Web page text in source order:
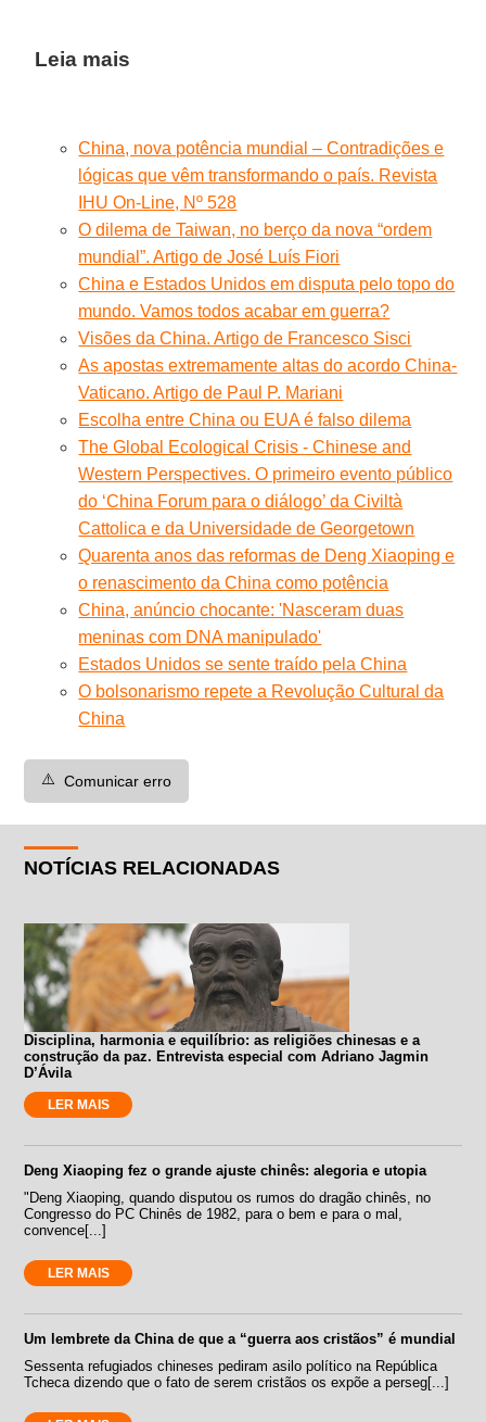
Leia mais
China, nova potência mundial – Contradições e
lógicas que vêm transformando o país. Revista
IHU On-Line, Nº 528
O dilema de Taiwan, no berço da nova “ordem
mundial”. Artigo de José Luís Fiori
China e Estados Unidos em disputa pelo topo do
mundo. Vamos todos acabar em guerra?
Visões da China. Artigo de Francesco Sisci
As apostas extremamente altas do acordo China-
Vaticano. Artigo de Paul P. Mariani
Escolha entre China ou EUA é falso dilema
The Global Ecological Crisis - Chinese and
Western Perspectives. O primeiro evento público
do ‘China Forum para o diálogo’ da Civiltà
Cattolica e da Universidade de Georgetown
Quarenta anos das reformas de Deng Xiaoping e
o renascimento da China como potência
China, anúncio chocante: 'Nasceram duas
meninas com DNA manipulado'
Estados Unidos se sente traído pela China
O bolsonarismo repete a Revolução Cultural da
China
⚠️ Comunicar erro
NOTÍCIAS RELACIONADAS
Disciplina, harmonia e equilíbrio: as religiões chinesas e a
construção da paz. Entrevista especial com Adriano Jagmin
D’Ávila
LER MAIS
Deng Xiaoping fez o grande ajuste chinês: alegoria e utopia
"Deng Xiaoping, quando disputou os rumos do dragão chinês, no
Congresso do PC Chinês de 1982, para o bem e para o mal,
convence[...]
LER MAIS
Um lembrete da China de que a “guerra aos cristãos” é mundial
Sessenta refugiados chineses pediram asilo político na República
Tcheca dizendo que o fato de serem cristãos os expõe a perseg[...]